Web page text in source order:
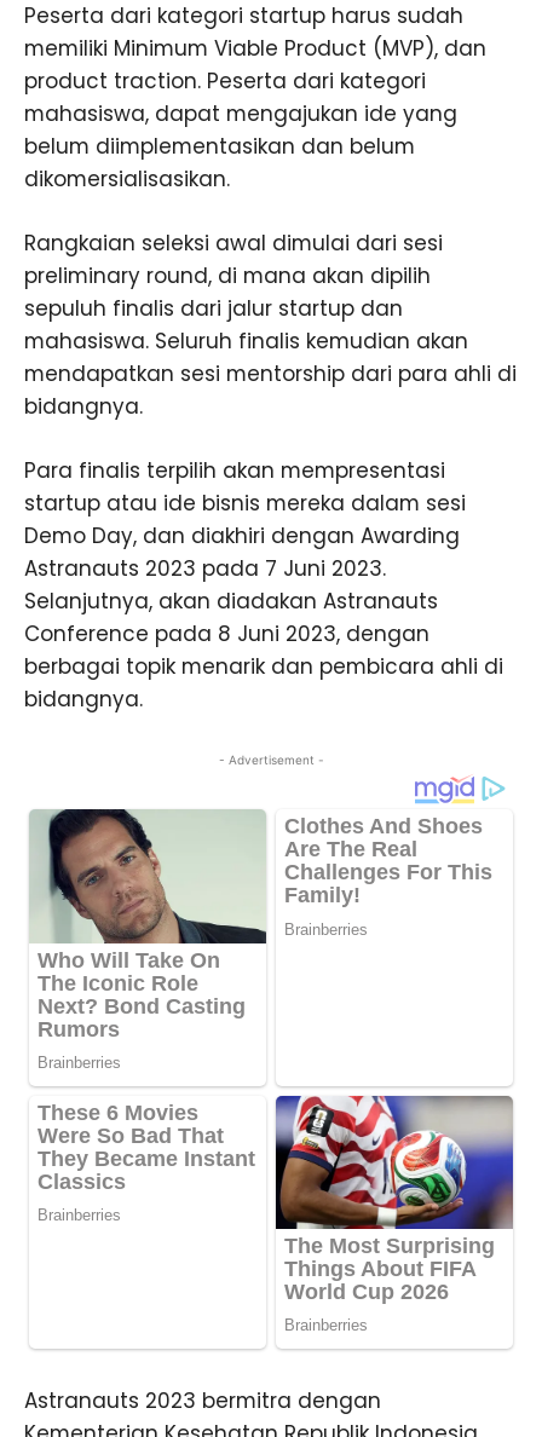
Peserta dari kategori startup harus sudah
memiliki Minimum Viable Product (MVP), dan
product traction. Peserta dari kategori
mahasiswa, dapat mengajukan ide yang
belum diimplementasikan dan belum
dikomersialisasikan.
Rangkaian seleksi awal dimulai dari sesi
preliminary round, di mana akan dipilih
sepuluh finalis dari jalur startup dan
mahasiswa. Seluruh finalis kemudian akan
mendapatkan sesi mentorship dari para ahli di
bidangnya.
Para finalis terpilih akan mempresentasi
startup atau ide bisnis mereka dalam sesi
Demo Day, dan diakhiri dengan Awarding
Astranauts 2023 pada 7 Juni 2023.
Selanjutnya, akan diadakan Astranauts
Conference pada 8 Juni 2023, dengan
berbagai topik menarik dan pembicara ahli di
bidangnya.
- Advertisement -
Astranauts 2023 bermitra dengan